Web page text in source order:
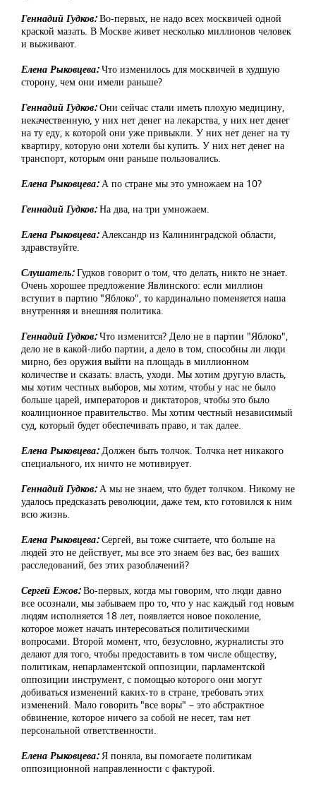
Геннадий Гудков:Во-первых, не надо всех москвичей одной
краской мазать. В Москве живет несколько миллионов человек
и выживают.
Елена Рыковцева:Что изменилось для москвичей в худшую
сторону, чем они имели раньше?
Геннадий Гудков:Они сейчас стали иметь плохую медицину,
некачественную, у них нет денег на лекарства, у них нет денег
на ту еду, к которой они уже привыкли. У них нет денег на ту
квартиру, которую они хотели бы купить. У них нет денег на
транспорт, которым они раньше пользовались.
Елена Рыковцева:А по стране мы это умножаем на 10?
Геннадий Гудков:На два, на три умножаем.
Елена Рыковцева:Александр из Калининградской области,
здравствуйте.
Слушатель:Гудков говорит о том, что делать, никто не знает.
Очень хорошее предложение Явлинского: если миллион
вступит в партию "Яблоко", то кардинально поменяется наша
внутренняя и внешняя политика.
Геннадий Гудков:Что изменится? Дело не в партии "Яблоко",
дело не в какой-либо партии, а дело в том, способны ли люди
мирно, без оружия выйти на площадь в миллионном
количестве и сказать: власть, уходи. Мы хотим другую власть,
мы хотим честных выборов, мы хотим, чтобы у нас не было
больше царей, императоров и диктаторов, чтобы это было
коалиционное правительство. Мы хотим честный независимый
суд, который будет обеспечивать право, и так далее.
Елена Рыковцева:Должен быть толчок. Толчка нет никакого
специального, их ничто не мотивирует.
Геннадий Гудков:А мы не знаем, что будет толчком. Никому не
удалось предсказать революции, даже тем, кто готовился к ним
всю жизнь.
Елена Рыковцева:Сергей, вы тоже считаете, что больше на
людей это не действует, мы все это знаем без вас, без ваших
расследований, без этих разоблачений?
Сергей Ежов:Во-первых, когда мы говорим, что люди давно
все осознали, мы забываем про то, что у нас каждый год новым
людям исполняется 18 лет, появляется новое поколение,
которое может начать интересоваться политическими
вопросами. Второй момент, что, безусловно, журналисты это
делают для того, чтобы предоставить в том числе обществу,
политикам, непарламентской оппозиции, парламентской
оппозиции инструмент, с помощью которого они могут
добиваться изменений каких-то в стране, требовать этих
изменений. Мало говорить "все воры" – это абстрактное
обвинение, которое ничего за собой не несет, там нет
персональной ответственности.
Елена Рыковцева:Я поняла, вы помогаете политикам
оппозиционной направленности с фактурой.